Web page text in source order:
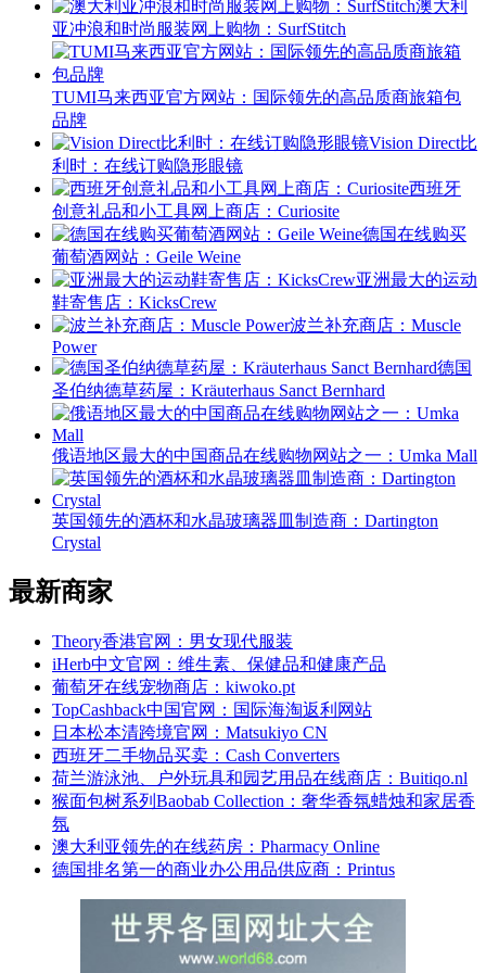
澳大利
亚冲浪和时尚服装网上购物：SurfStitch
TUMI马来西亚官方网站：国际领先的高品质商旅箱包
品牌
Vision Direct比
利时：在线订购隐形眼镜
西班牙
创意礼品和小工具网上商店：Curiosite
德国在线购买
葡萄酒网站：Geile Weine
亚洲最大的运动
鞋寄售店：KicksCrew
波兰补充商店：Muscle
Power
德国
圣伯纳德草药屋：Kräuterhaus Sanct Bernhard
俄语地区最大的中国商品在线购物网站之一：Umka Mall
英国领先的酒杯和水晶玻璃器皿制造商：Dartington
Crystal
最新商家
Theory香港官网：男女现代服装
iHerb中文官网：维生素、保健品和健康产品
葡萄牙在线宠物商店：kiwoko.pt
TopCashback中国官网：国际海淘返利网站
日本松本清跨境官网：Matsukiyo CN
西班牙二手物品买卖：Cash Converters
荷兰游泳池、户外玩具和园艺用品在线商店：Buitiqo.nl
猴面包树系列Baobab Collection：奢华香氛蜡烛和家居香
氛
澳大利亚领先的在线药房：Pharmacy Online
德国排名第一的商业办公用品供应商：Printus